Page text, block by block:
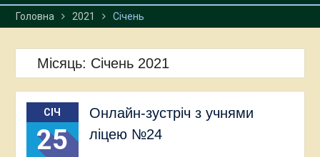
Головна 2021 Січень
Місяць: Січень 2021
СІЧ
25
Онлайн-зустріч з учнями
ліцею №24